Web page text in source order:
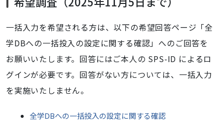
一括入力を希望される方は、以下の希望回答ページ「全
学DBへの一括投入の設定に関する確認」へのご回答を
お願いいたします。回答にはご本人の SPS-ID によるロ
グインが必要です。回答がない方については、一括入力
を実施いたしません。
全学DBへの一括投入の設定に関する確認